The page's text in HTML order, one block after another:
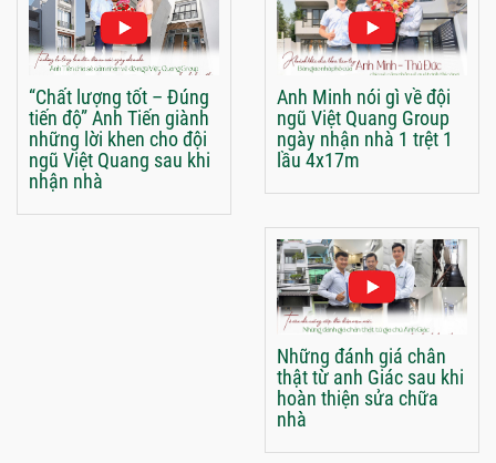
“Chất lượng tốt – Đúng
tiến độ” Anh Tiến giành
những lời khen cho đội
ngũ Việt Quang sau khi
nhận nhà
Anh Minh nói gì về đội
ngũ Việt Quang Group
ngày nhận nhà 1 trệt 1
lầu 4x17m
Những đánh giá chân
thật từ anh Giác sau khi
hoàn thiện sửa chữa
nhà